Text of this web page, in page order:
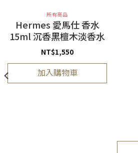
所有商品
Hermes 愛馬仕 香水
15ml 沉香黑檀木淡香水
NT$1,550
加入購物車